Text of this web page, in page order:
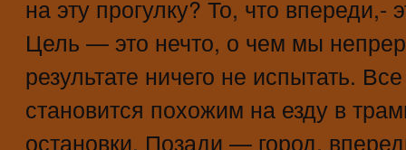
на эту прогулку? То, что впереди,-
Цель — это нечто, о чем мы
результате ничего не испытать.
становится похожим на езду в
остановки. Позади — город,